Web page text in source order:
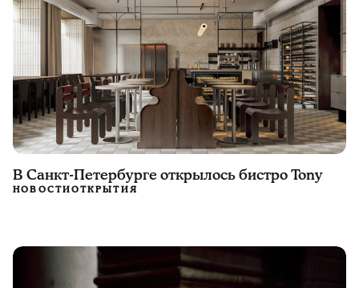
В Санкт-Петербурге открылось бистро Tony
НОВОСТИОТКРЫТИЯ